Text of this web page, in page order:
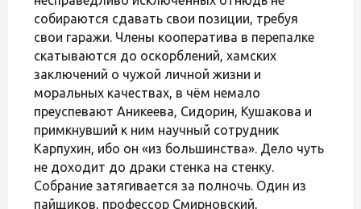
собираются сдавать свои позиции, требуя
свои гаражи. Члены кооператива в перепалке
скатываются до оскорблений, хамских
заключений о чужой личной жизни и
моральных качествах, в чём немало
преуспевают Аникеева, Сидорин, Кушакова и
примкнувший к ним научный сотрудник
Карпухин, ибо он «из большинства». Дело чуть
не доходит до драки стенка на стенку.
Собрание затягивается за полночь. Один из
пайщиков, профессор Смирновский,